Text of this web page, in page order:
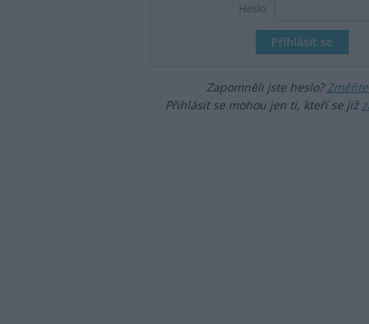
Heslo
Zapomněli jste heslo?
Přihlásit se mohou jen ti, kteří se již